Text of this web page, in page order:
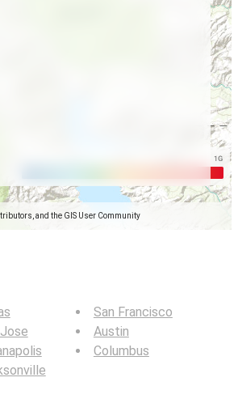
and the GIS User Community
San Francisco
Austin
Columbus